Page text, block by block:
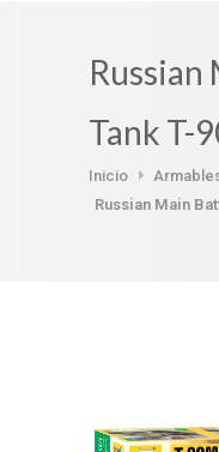
Tank T-
Inicio
Russian Main